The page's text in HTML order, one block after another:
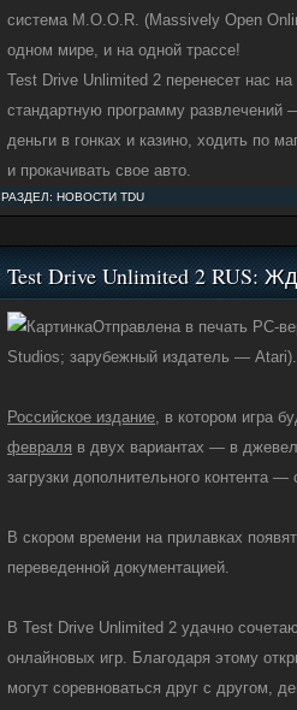
система M.O.O.R. (Massively Open
одном мире, и на одной трассе!
Test Drive Unlimited 2 перенесет нас
стандартную программу развлечений
деньги в гонках и казино, ходить по
и прокачивать свое авто.
РАЗДЕЛ: НОВОСТИ TDU
Test Drive Unlimited 2 RUS:
Отправлена в печать PC-
Studios; зарубежный издатель — Atari).
Российское издание, в котором игра
февраля в двух вариантах — в
загрузки дополнительного контента
В скором времени на прилавках
переведенной документацией.
В Test Drive Unlimited 2 удачно
онлайновых игр. Благодаря этому
могут соревноваться друг с другом,